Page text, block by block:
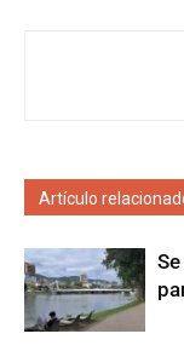
Artículo